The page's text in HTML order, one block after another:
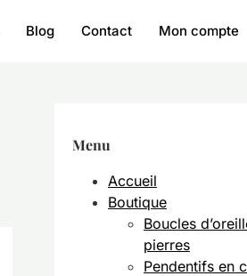
Blog Contact Mon compte
Menu
Accueil
Boutique
Boucles
pierres
Pendentifs en